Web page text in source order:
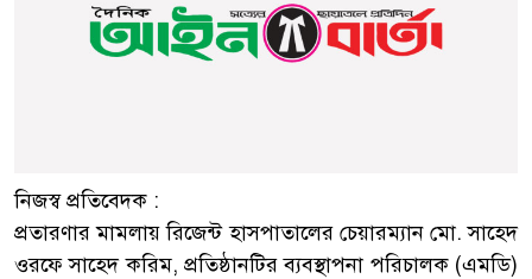
নিজস্ব প্রতিবেদক :
প্রতারণার মামলায় রিজেন্ট হাসপাতালের চেয়ারম্যান মো. সাহেদ
ওরফে সাহেদ করিম, প্রতিষ্ঠানটির ব্যবস্থাপনা পরিচালক (এমডি)